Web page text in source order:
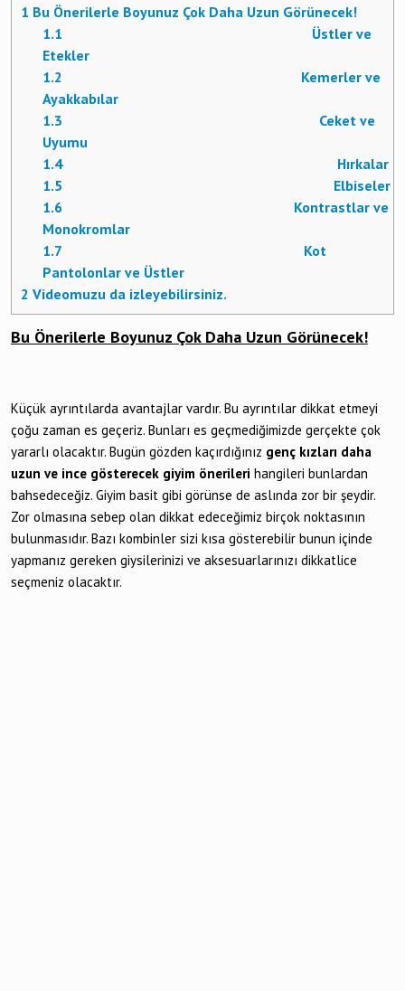
1 Bu Önerilerle Boyunuz Çok Daha Uzun Görünecek!
1.1 Üstler ve
Etekler
1.2 Kemerler ve
Ayakkabılar
1.3 Ceket ve
Uyumu
1.4Hırkalar
1.5 Elbiseler
1.6 Kontrastlar ve
Monokromlar
1.7 Kot
Pantolonlar ve Üstler
2 Videomuzu da izleyebilirsiniz.
Bu Önerilerle Boyunuz Çok Daha Uzun Görünecek!
Küçük ayrıntılarda avantajlar vardır. Bu ayrıntılar dikkat etmeyi
çoğu zaman es geçeriz. Bunları es geçmediğimizde gerçekte çok
yararlı olacaktır. Bugün gözden kaçırdığınız genç kızları daha
uzun ve ince gösterecek giyim önerileri hangileri bunlardan
bahsedeceğiz. Giyim basit gibi görünse de aslında zor bir şeydir.
Zor olmasına sebep olan dikkat edeceğimiz birçok noktasının
bulunmasıdır. Bazı kombinler sizi kısa gösterebilir bunun içinde
yapmanız gereken giysilerinizi ve aksesuarlarınızı dikkatlice
seçmeniz olacaktır.